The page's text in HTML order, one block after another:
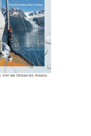
Von der Ostsee bis Alaska: